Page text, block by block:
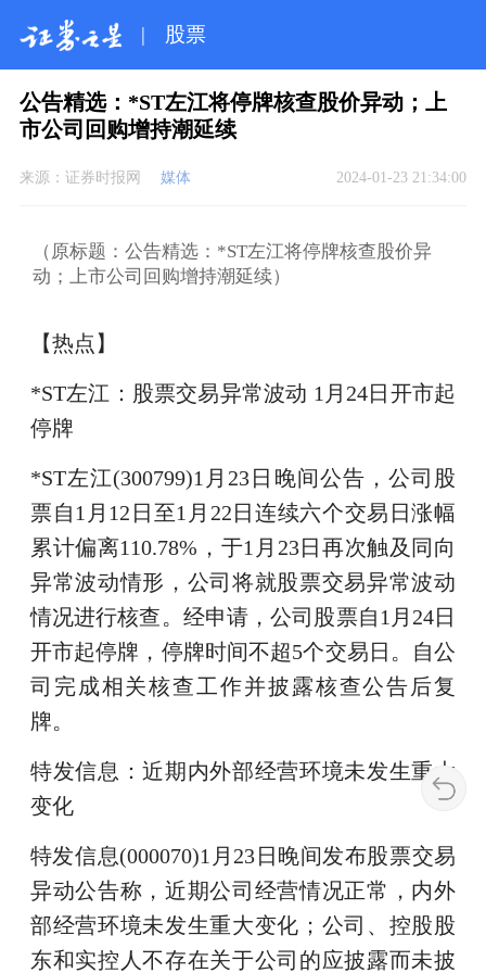
| 股票
公告精选：*ST左江将停牌核查股价异动；上
市公司回购增持潮延续
来源： 证券时报网 媒体 2024-01-23 21:34:00
（原标题：公告精选：*ST左江将停牌核查股价异
动；上市公司回购增持潮延续）
【热点】
*ST左江：股票交易异常波动 1月24日开市起
停牌
*ST左江(300799)1月23日晚间公告，公司股
票自1月12日至1月22日连续六个交易日涨幅
累计偏离110.78%，于1月23日再次触及同向
异常波动情形，公司将就股票交易异常波动
情况进行核查。经申请，公司股票自1月24日
开市起停牌，停牌时间不超5个交易日。自公
司完成相关核查工作并披露核查公告后复
牌。
特发信息：近期内外部经营环境未发生重大
变化
特发信息(000070)1月23日晚间发布股票交易
异动公告称，近期公司经营情况正常，内外
部经营环境未发生重大变化；公司、控股股
东和实控人不存在关于公司的应披露而未披